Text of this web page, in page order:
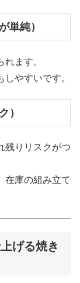
単純）
ます。
やすいです。
）
残りリスクがつ
在庫の組み立て
げる焼き